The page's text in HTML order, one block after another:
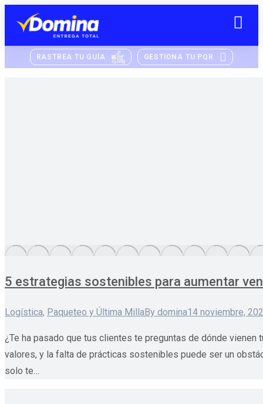
RASTREA TU GUÍA GESTIONA TU PQR
5 estrategias sostenibles para aumentar
Logística, Paqueteo y Última MillaBy domina14 noviembre,
¿Te ha pasado que tus clientes te preguntas de dónde
valores, y la falta de prácticas sostenibles puede ser un
solo te…